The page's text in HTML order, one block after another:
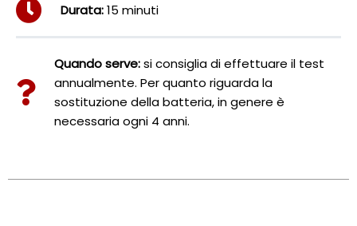
Durata:15 minuti
Quando serve:si consiglia di effettuare il test
annualmente. Per quanto riguarda la
sostituzione della batteria, in genere è
necessaria ogni 4 anni.